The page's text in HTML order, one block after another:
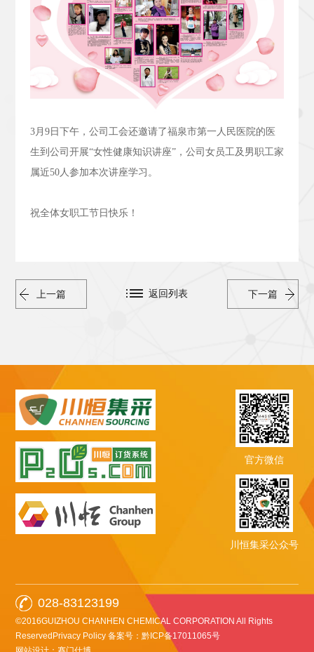
3月 9日下午，公司工会还邀请了福泉市第一人民医院的医
生到公司开展“女性健康知识讲座”，公司女员工及男职工家
属近50人参加本次讲座学习。
祝全体女职工节日快乐！
上一篇 下一篇
返回列表
官方微信
川恒集采公众号
028-83123199
©2016GUIZHOU CHANHEN CHEMICAL CORPORATION All Rights
ReservedPrivacy Policy备案号：黔ICP备17011065号